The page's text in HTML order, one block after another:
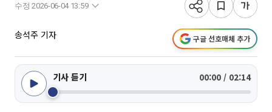
수정 2026-06-04 13:59
송석주 기자 구글 선호매체 추가
기사 듣기 00:00 / 02:14